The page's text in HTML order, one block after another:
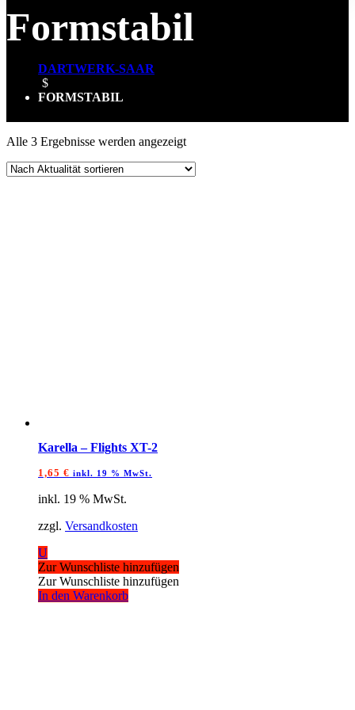
Formstabil
DARTWERK-SAAR
$
FORMSTABIL
Alle 3 Ergebnisse werden angezeigtNach
sortiert
Karella – Flights XT-2
1,65 € inkl. 19 % MwSt.
inkl. 19 % MwSt.
zzgl. Versandkosten
U
Zur Wunschliste hinzufügen
Zur Wunschliste hinzufügen
In den Warenkorb